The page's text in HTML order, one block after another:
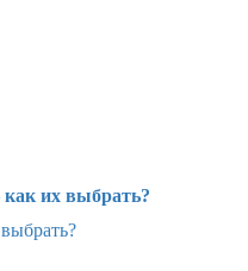
их выбрать?